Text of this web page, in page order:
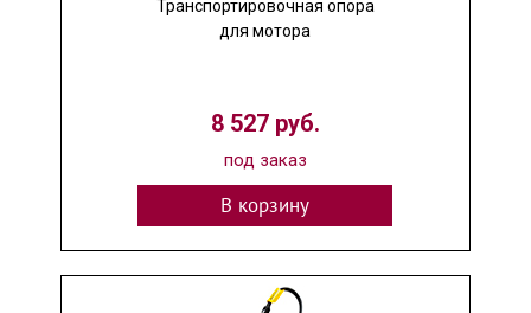
Транспортировочная опора
для мотора
8 527 руб.
под заказ
В корзину